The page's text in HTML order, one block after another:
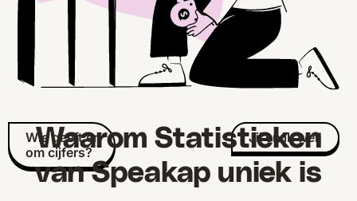
Wie geeft er
om cijfers?
Jij en ik wel!
Waarom Statistieken
van Speakap uniek is